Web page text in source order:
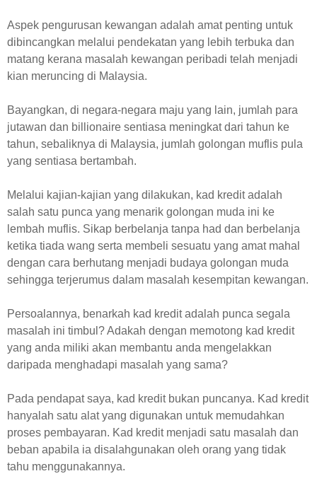
Aspek pengurusan kewangan adalah amat penting untuk
dibincangkan melalui pendekatan yang lebih terbuka dan
matang kerana masalah kewangan peribadi telah menjadi
kian meruncing di Malaysia.
Bayangkan, di negara-negara maju yang lain, jumlah para
jutawan dan billionaire sentiasa meningkat dari tahun ke
tahun, sebaliknya di Malaysia, jumlah golongan muflis pula
yang sentiasa bertambah.
Melalui kajian-kajian yang dilakukan, kad kredit adalah
salah satu punca yang menarik golongan muda ini ke
lembah muflis. Sikap berbelanja tanpa had dan berbelanja
ketika tiada wang serta membeli sesuatu yang amat mahal
dengan cara berhutang menjadi budaya golongan muda
sehingga terjerumus dalam masalah kesempitan kewangan.
Persoalannya, benarkah kad kredit adalah punca segala
masalah ini timbul? Adakah dengan memotong kad kredit
yang anda miliki akan membantu anda mengelakkan
daripada menghadapi masalah yang sama?
Pada pendapat saya, kad kredit bukan puncanya. Kad kredit
hanyalah satu alat yang digunakan untuk memudahkan
proses pembayaran. Kad kredit menjadi satu masalah dan
beban apabila ia disalahgunakan oleh orang yang tidak
tahu menggunakannya.